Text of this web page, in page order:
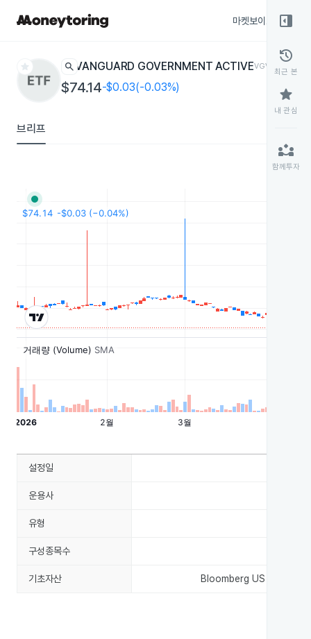
마켓보이스
star search VANGUARD GOVERNMENT ACTIVEVGVT ETF
$74.14-$0.03(-0.03%)
브리프
right_panel_open
history
최근 본
star
내 관심
partner_exchange
함께투자